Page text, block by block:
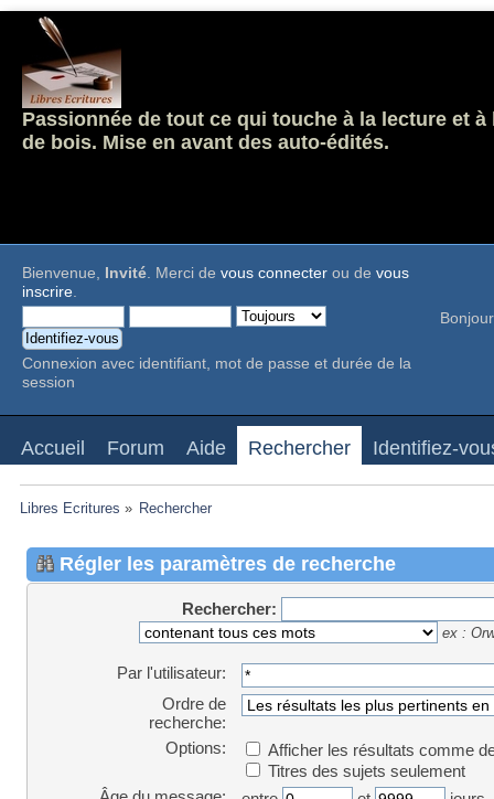
Passionnée de tout ce qui touche à la lecture et
de bois. Mise en avant des auto-édités.
Bienvenue, Invité. Merci de vous connecter ou de vous
inscrire.
Connexion avec identifiant, mot de passe et durée de la
session
Accueil Forum Aide Rechercher Identifiez-
Libres Ecritures » Rechercher
Régler les paramètres de recherche
Rechercher:
ex :
Par l'utilisateur:
Ordre de
recherche:
Options:
Afficher les résultats comme
Titres des sujets seulement